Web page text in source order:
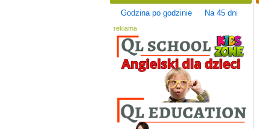
Godzina po godzinie
Na 45 dni
reklama